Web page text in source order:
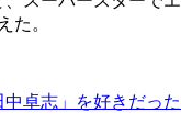
た。
中卓志」を好きだった